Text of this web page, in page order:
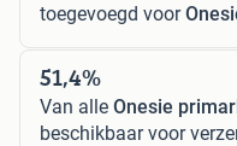
toegevoegd voor
51,4%
Van alle Onesie
beschikbaar voor